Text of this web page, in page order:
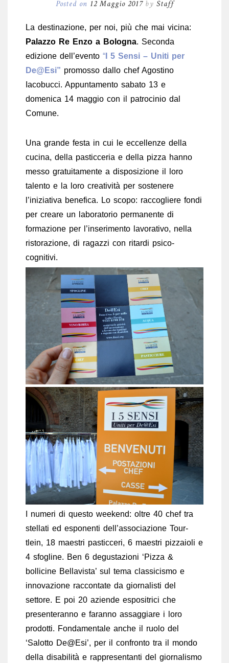
Posted on 12 Maggio 2017 by Staff
La destinazione, per noi, più che mai vicina:
Palazzo Re Enzo a Bologna. Seconda
edizione dell’evento “ I 5 Sensi – Uniti per
De@Esi” promosso dallo chef Agostino
Iacobucci. Appuntamento sabato 13 e
domenica 14 maggio con il patrocinio dal
Comune.
Una grande festa in cui le eccellenze della
cucina, della pasticceria e della pizza hanno
messo gratuitamente a disposizione il loro
talento e la loro creatività per sostenere
l’iniziativa benefica. Lo scopo: raccogliere fondi
per creare un laboratorio permanente di
formazione per l’inserimento lavorativo, nella
ristorazione, di ragazzi con ritardi psico-
cognitivi.
I numeri di questo weekend: oltre 40 chef tra
stellati ed esponenti dell’associazione Tour-
tlein, 18 maestri pasticceri, 6 maestri pizzaioli e
4 sfogline. Ben 6 degustazioni ‘Pizza &
bollicine Bellavista’ sul tema classicismo e
innovazione raccontate da giornalisti del
settore. E poi 20 aziende espositrici che
presenteranno e faranno assaggiare i loro
prodotti. Fondamentale anche il ruolo del
‘Salotto De@Esi’, per il confronto tra il mondo
della disabilità e rappresentanti del giornalismo